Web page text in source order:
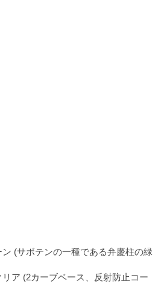
(サボテンの一種である弁慶柱の緑
ア (2カーブベース、反射防止コー